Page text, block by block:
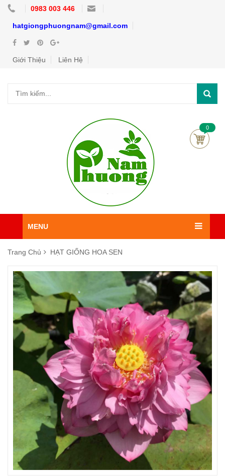
0983 003 446
hatgiongphuongnam@gmail.com
Giới Thiệu Liên Hệ
0
MENU
Trang Chủ HẠT GIỐNG HOA SEN